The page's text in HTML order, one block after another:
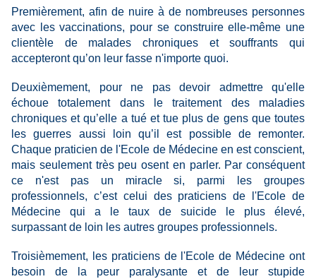
Premièrement, afin de nuire à de nombreuses personnes
avec les vaccinations, pour se construire elle-même une
clientèle de malades chroniques et souffrants qui
accepteront qu’on leur fasse n'importe quoi.
Deuxièmement, pour ne pas devoir admettre qu'elle
échoue totalement dans le traitement des maladies
chroniques et qu’elle a tué et tue plus de gens que toutes
les guerres aussi loin qu’il est possible de remonter.
Chaque praticien de l'Ecole de Médecine en est conscient,
mais seulement très peu osent en parler. Par conséquent
ce n'est pas un miracle si, parmi les groupes
professionnels, c’est celui des praticiens de l'Ecole de
Médecine qui a le taux de suicide le plus élevé,
surpassant de loin les autres groupes professionnels.
Troisièmement, les praticiens de l'Ecole de Médecine ont
besoin de la peur paralysante et de leur stupide